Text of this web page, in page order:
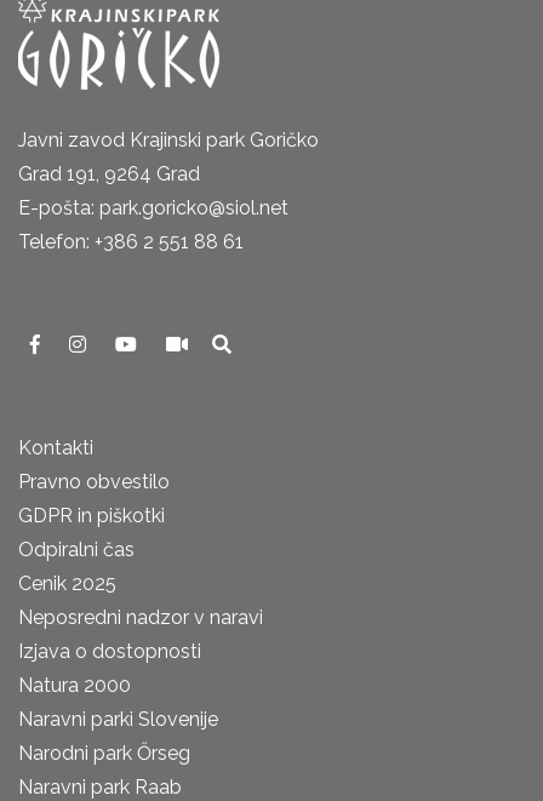
Javni zavod Krajinski park Goričko
Grad 191, 9264 Grad
E-pošta: park.goricko@siol.net
Telefon: +386 2 551 88 61
Kontakti
Pravno obvestilo
GDPR in piškotki
Odpiralni čas
Cenik 2025
Neposredni nadzor v naravi
Izjava o dostopnosti
Natura 2000
Naravni parki Slovenije
Narodni park Őrseg
Naravni park Raab